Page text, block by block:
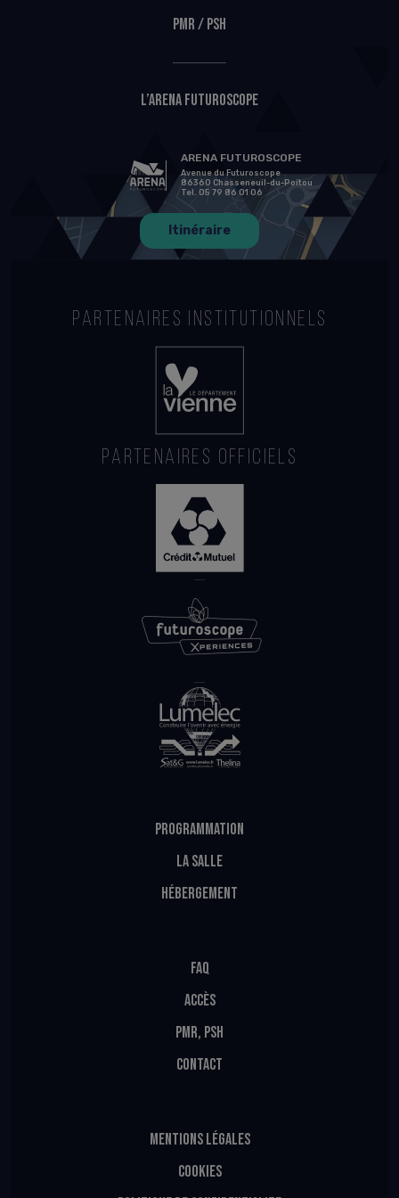
PMR / PSH
L’Arena Futuroscope
ARENA FUTUROSCOPE
Avenue du Futuroscope
86360 Chasseneuil-du-Poitou
Tel. 05 79 86 01 06
Itinéraire
PARTENAIRES INSTITUTIONNELS
PARTENAIRES OFFICIELS
PROGRAMMATION
LA SALLE
HÉBERGEMENT
FAQ
ACCÈS
PMR, PSH
CONTACT
MENTIONS LÉGALES
COOKIES